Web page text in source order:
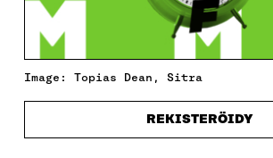
Image: Topias Dean, Sitra
REKISTERÖIDY